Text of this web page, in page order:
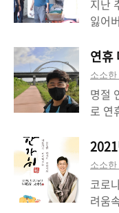
철주
들,
노고
시노
노인
다. ​ (
서서
지난
잃어
리고
명절
마음
행으
피해
다는
기로
연휴
소소한
명절
로 연
소소한
코로
려움